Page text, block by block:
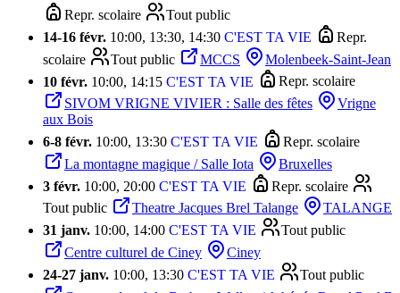
Repr. scolaire
Tout public
14-16 févr. 10:00, 13:30, 14:30 C'EST TA VIE
Repr.
scolaire
Tout public MCCS
Molenbeek-Saint-Jean
10 févr. 10:00, 14:15 C'EST TA VIE
Repr. scolaire
SIVOM VRIGNE VIVIER : Salle des fêtes
Vrigne
aux Bois
6-8 févr. 10:00, 13:30 C'EST TA VIE
Repr. scolaire
La montagne magique / Salle Iota
Bruxelles
3 févr. 10:00, 20:00 C'EST TA VIE
Repr. scolaire
Tout public
Theatre Jacques Brel Talange
TALANGE
31 janv. 10:00, 14:00 C'EST TA VIE
Tout public
Centre culturel de Ciney
Ciney
24-27 janv. 10:00, 13:30 C'EST TA VIE
Tout public